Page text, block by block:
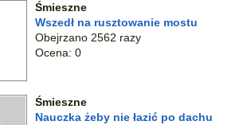
Śmieszne
Wszedł na rusztowanie mostu
Obejrzano 2562 razy
Ocena: 0
Śmieszne
Nauczka żeby nie łazić po dachu